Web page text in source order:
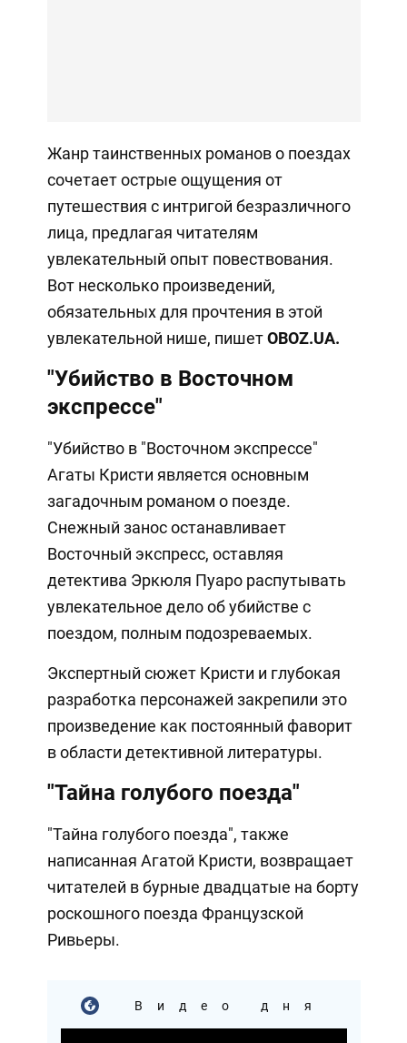
Жанр таинственных романов о поездах
сочетает острые ощущения от
путешествия с интригой безразличного
лица, предлагая читателям
увлекательный опыт повествования.
Вот несколько произведений,
обязательных для прочтения в этой
увлекательной нише, пишетOBOZ.UA.
"Убийство в Восточном
экспрессе"
"Убийство в "Восточном экспрессе"
Агаты Кристи является основным
загадочным романом о поезде.
Снежный занос останавливает
Восточный экспресс, оставляя
детектива Эркюля Пуаро распутывать
увлекательное дело об убийстве с
поездом, полным подозреваемых.
Экспертный сюжет Кристи и глубокая
разработка персонажей закрепили это
произведение как постоянный фаворит
в области детективной литературы.
"Тайна голубого поезда"
"Тайна голубого поезда", также
написанная Агатой Кристи, возвращает
читателей в бурные двадцатые на борту
роскошного поезда Французской
Ривьеры.
Видео дня